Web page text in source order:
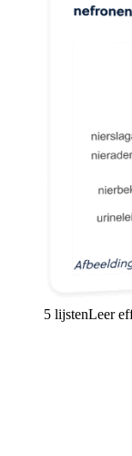
5 lijstenLeer